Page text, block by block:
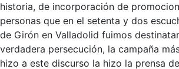
historia, de incorporación de
personas que en el setenta y dos
de Girón en Valladolid fuimos
verdadera persecución, la campaña
hizo a este discurso la hizo la prensa